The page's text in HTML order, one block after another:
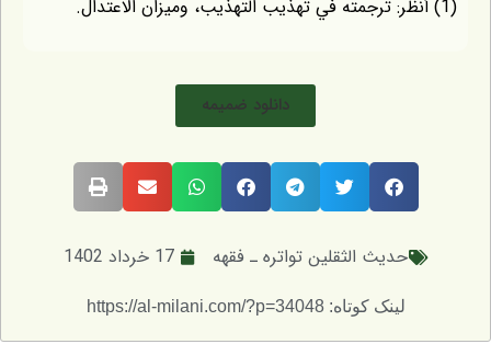
دانلود ضمیمه
حديث الثقلين تواتره ـ فقهه 17 خرداد 1402